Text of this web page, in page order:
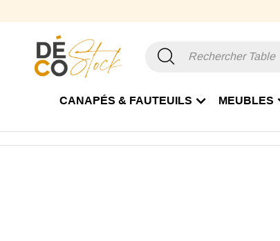
CANAPÉS & FAUTEUILS MEUBLES